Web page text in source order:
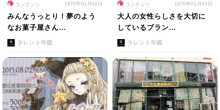
コンテンツ 1970年01月01日
みんなうっとり！夢のよう
なお菓子屋さん…
タレント年鑑
コンテンツ 1970年01月01日
大人の女性らしさを大切に
しているブラン…
タレント年鑑